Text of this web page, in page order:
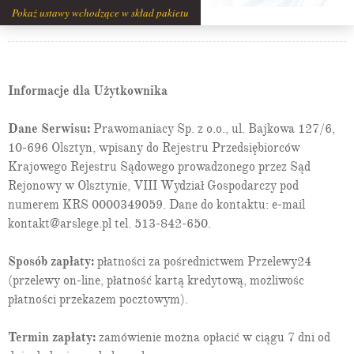
Art. 41: uprawnienie wierzyciela do żądania zaspokojenia
osobistego dłużnika
Art. 44: uchylony
majątku wspólnego na majątek osobisty
Art. 46: odesłanie do przepisów o wspólności majątku
spadkowego i o dziale spadku
Rozdział II.
Umowne ustroje majątkowe
Oddział 1. Przepisy ogólne
Art. 47: umowa majątkowa małżeńska
Art. 47 1: powoływanie się na umowę majątkową małżeńską
Oddział 2. Wspólność majątkowa
Art. 48: odesłanie do przepisów o wspólności ustawowej
Art. 49: zakaz rozszerzania wspólności majątkowej
Art. 501: udziały małżonków w razie ustania wspólności
Pokaż ustawy wchodzące w skład pakietu
Informacje dla Użytkownika
Dane Serwisu: Prawomaniacy Sp. z o.o., ul. Bajkowa 127/6,
10-696 Olsztyn, wpisany do Rejestru Przedsiębiorców
Krajowego Rejestru Sądowego prowadzonego przez Sąd
Rejonowy w Olsztynie, VIII Wydział Gospodarczy pod
numerem KRS 0000349059. Dane do kontaktu: e-mail
kontakt@arslege.pl tel. 513-842-650.
Sposób zapłaty: płatności za pośrednictwem Przelewy24
(przelewy on-line, płatność kartą kredytową, możliwośc
płatności przekazem pocztowym).
Termin zapłaty: zamówienie można opłacić w ciągu 7 dni od